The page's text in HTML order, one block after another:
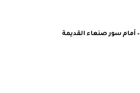
أمام سور صنعاء القديمة